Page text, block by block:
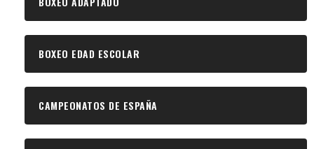
BOXEO EDAD ESCOLAR
CAMPEONATOS DE ESPAÑA